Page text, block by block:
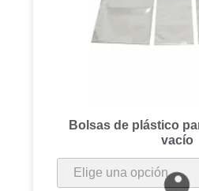
Bolsas de plástico
vacío